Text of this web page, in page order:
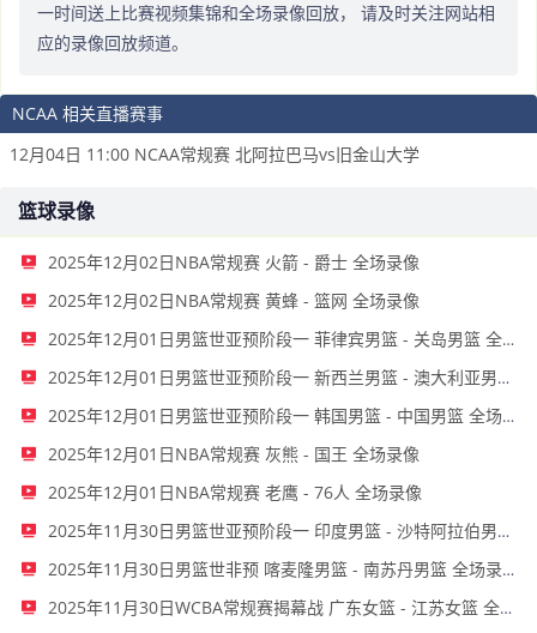
一时间送上比赛视频集锦和全场录像回放， 请及时关注网站相
应的录像回放频道。
NCAA 相关直播赛事
12月04日 11:00 NCAA常规赛 北阿拉巴马vs旧金山大学
篮球录像
2025年12月02日NBA常规赛 火箭 - 爵士 全场录像
2025年12月02日NBA常规赛 黄蜂 - 篮网 全场录像
2025年12月01日男篮世亚预阶段一 菲律宾男篮 - 关岛男篮 全场录像
2025年12月01日男篮世亚预阶段一 新西兰男篮 - 澳大利亚男篮 全场录像
2025年12月01日男篮世亚预阶段一 韩国男篮 - 中国男篮 全场录像
2025年12月01日NBA常规赛 灰熊 - 国王 全场录像
2025年12月01日NBA常规赛 老鹰 - 76人 全场录像
2025年11月30日男篮世亚预阶段一 印度男篮 - 沙特阿拉伯男篮 全场录像
2025年11月30日男篮世非预 喀麦隆男篮 - 南苏丹男篮 全场录像
2025年11月30日WCBA常规赛揭幕战 广东女篮 - 江苏女篮 全场录像